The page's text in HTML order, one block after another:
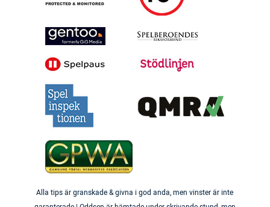
Alla tips är granskade & givna i god anda, men vinster är inte